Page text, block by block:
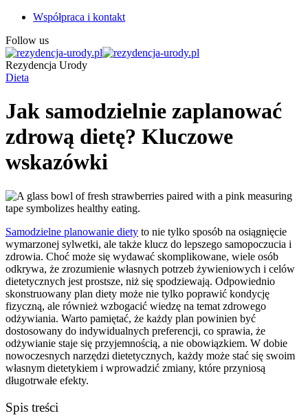
Współpraca i kontakt
Follow us
Rezydencja Urody
Dieta
Jak samodzielnie zaplanować
zdrową dietę? Kluczowe
wskazówki
Samodzielne planowanie diety to nie tylko sposób na osiągnięcie
wymarzonej sylwetki, ale także klucz do lepszego samopoczucia i
zdrowia. Choć może się wydawać skomplikowane, wiele osób
odkrywa, że zrozumienie własnych potrzeb żywieniowych i celów
dietetycznych jest prostsze, niż się spodziewają. Odpowiednio
skonstruowany plan diety może nie tylko poprawić kondycję
fizyczną, ale również wzbogacić wiedzę na temat zdrowego
odżywiania. Warto pamiętać, że każdy plan powinien być
dostosowany do indywidualnych preferencji, co sprawia, że
odżywianie staje się przyjemnością, a nie obowiązkiem. W dobie
nowoczesnych narzędzi dietetycznych, każdy może stać się swoim
własnym dietetykiem i wprowadzić zmiany, które przyniosą
długotrwałe efekty.
Spis treści